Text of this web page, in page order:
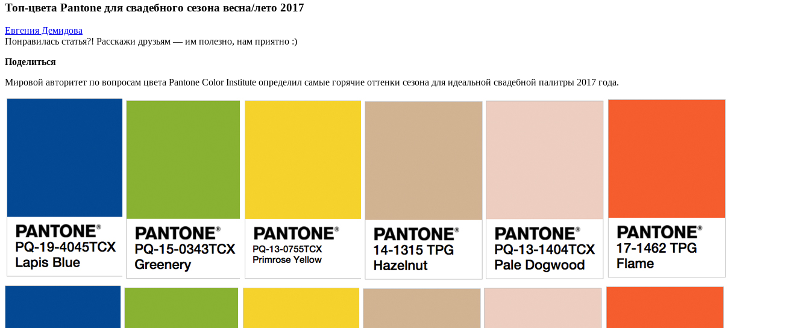
Топ-цвета Pantone для свадебного сезона весна/лето 2017
Евгения Демидова
Понравилась статья?! Расскажи друзьям — им полезно, нам приятно :)
Поделиться
Мировой авторитет по вопросам цвета Pantone Color Institute определил самые горячие оттенки сезона для идеальной свадебной палитры 2017 года.